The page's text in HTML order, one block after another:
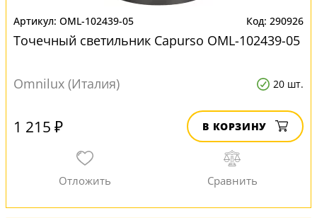
OML-102439-05 290926
Точечный светильник Capurso OML-102439-05
Omnilux (Италия) 20 шт.
1 215 ₽ В КОРЗИНУ